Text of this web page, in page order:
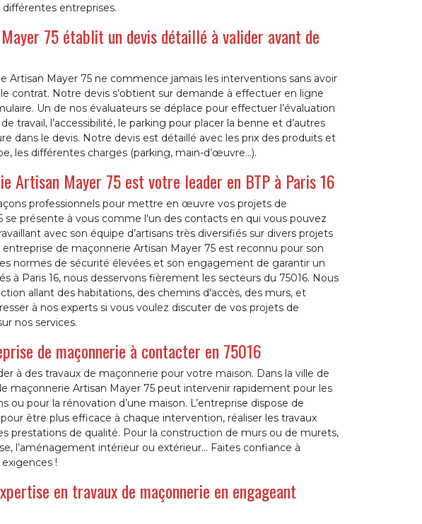
entreprises.
75 établit un devis détaillé à valider avant de
Artisan Mayer 75 ne commence jamais les interventions sans avoir
contrat. Notre devis s’obtient sur demande à effectuer en ligne
Un de nos évaluateurs se déplace pour effectuer l’évaluation
travail, l’accessibilité, le parking pour placer la benne et d’autres
dans le devis. Notre devis est détaillé avec les prix des produits et
les différentes charges (parking, main-d’œuvre…).
Artisan Mayer 75 est votre leader en BTP à Paris 16
professionnels pour mettre en œuvre vos projets de
se présente à vous comme l'un des contacts en qui vous pouvez
avec son équipe d’artisans très diversifiés sur divers projets
de maçonnerie Artisan Mayer 75 est reconnu pour son
normes de sécurité élevées et son engagement de garantir un
à Paris 16, nous desservons fièrement les secteurs du 75016. Nous
allant des habitations, des chemins d'accès, des murs, et
à nos experts si vous voulez discuter de vos projets de
nos services.
de maçonnerie à contacter en 75016
à des travaux de maçonnerie pour votre maison. Dans la ville de
maçonnerie Artisan Mayer 75 peut intervenir rapidement pour les
ou pour la rénovation d’une maison. L’entreprise dispose de
être plus efficace à chaque intervention, réaliser les travaux
prestations de qualité. Pour la construction de murs ou de murets,
l’aménagement intérieur ou extérieur… Faites confiance à
!
en travaux de maçonnerie en engageant